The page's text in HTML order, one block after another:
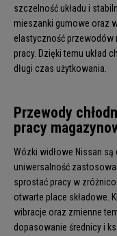
szczelność układu i
mieszanki gumowe oraz
elastyczność przewodów
pracy. Dzięki temu układ
długi czas użytkowania.
Przewody
pracy
Wózki widłowe Nissan
uniwersalność
sprostać pracy w
otwarte place składowe.
wibracje oraz zmienne
dopasowanie średnicy i